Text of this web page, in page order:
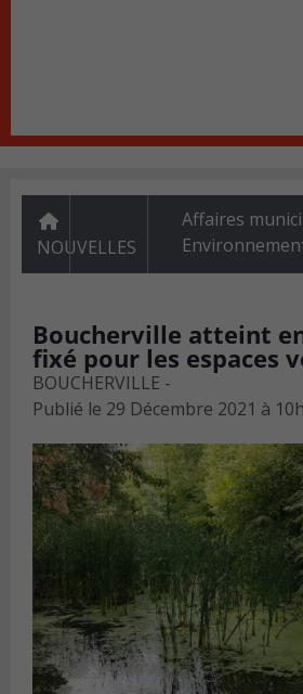
NOUVELLES
Affaires
Boucherville atteint
fixé pour les espaces
BOUCHERVILLE -
Publié le 29 Décembre 2021 à